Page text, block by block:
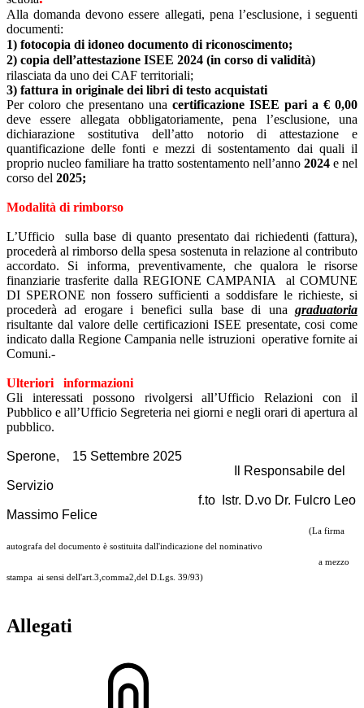
Alla domanda devono essere allegati, pena l’esclusione, i seguenti
documenti:
1) fotocopia di idoneo documento di riconoscimento;
2) copia dell’attestazione ISEE 2024 (in corso di validità)
rilasciata da uno dei CAF territoriali;
3) fattura in originale dei libri di testo acquistati
Per coloro che presentano una certificazione ISEE pari a € 0,00
deve essere allegata obbligatoriamente, pena l’esclusione, una
dichiarazione sostitutiva dell’atto notorio di attestazione e
quantificazione delle fonti e mezzi di sostentamento dai quali il
proprio nucleo familiare ha tratto sostentamento nell’anno 2024 e nel
corso del 2025;
Modalità di rimborso
L’Ufficio sulla base di quanto presentato dai richiedenti (fattura),
procederà al rimborso della spesa sostenuta in relazione al contributo
accordato. Si informa, preventivamente, che qualora le risorse
finanziarie trasferite dalla REGIONE CAMPANIA al COMUNE
DI SPERONE non fossero sufficienti a soddisfare le richieste, si
procederà ad erogare i benefici sulla base di una graduatoria
risultante dal valore delle certificazioni ISEE presentate, cosi come
indicato dalla Regione Campania nelle istruzioni operative fornite ai
Comuni.-
Ulteriori informazioni
Gli interessati possono rivolgersi all’Ufficio Relazioni con il
Pubblico e all’Ufficio Segreteria nei giorni e negli orari di apertura al
pubblico.
Sperone, 15 Settembre 2025
Il Responsabile del
Servizio
f.to Istr. D.vo Dr. Fulcro Leo
Massimo Felice
(La firma
autografa del documento è sostituita dall'indicazione del nominativo
a mezzo
stampa ai sensi dell'art.3,comma2,del D.Lgs. 39/93)
Allegati